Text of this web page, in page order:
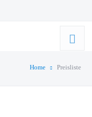
Home Preisliste